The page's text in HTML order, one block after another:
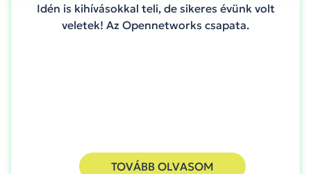
Idén is kihívásokkal teli, de sikeres évünk volt
veletek! Az Opennetworks csapata.
TOVÁBB OLVASOM